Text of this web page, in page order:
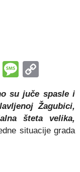
Gmail
su juče spasle i
Žagubici,
šteta velika,
situacije grada